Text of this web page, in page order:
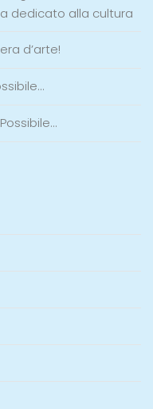
dedicato alla cultura
d’arte!